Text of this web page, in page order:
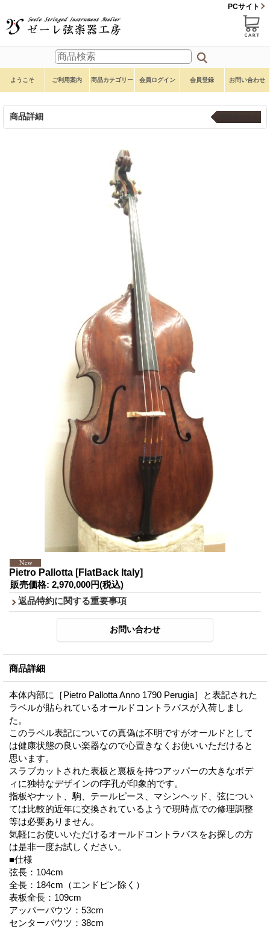
PCサイト
ようこそ ご利用案内 商品カテゴリー 会員ログイン 会員登録 お問い合わせ
商品詳細
Pietro Pallotta [FlatBack Italy]
販売価格: 2,970,000円(税込)
返品特約に関する重要事項
商品詳細
本体内部に［Pietro Pallotta Anno 1790 Perugia］と表記された
ラベルが貼られているオールドコントラバスが入荷しまし
た。
このラベル表記についての真偽は不明ですがオールドとして
は健康状態の良い楽器なので心置きなくお使いいただけると
思います。
スラブカットされた表板と裏板を持つアッパーの大きなボデ
ィに独特なデザインのf字孔が印象的です。
指板やナット、駒、テールピース、マシンヘッド、弦につい
ては比較的近年に交換されているようで現時点での修理調整
等は必要ありません。
気軽にお使いいただけるオールドコントラバスをお探しの方
は是非一度お試しください。
■仕様
弦長：104cm
全長：184cm（エンドピン除く）
表板全長：109cm
アッパーバウツ：53cm
センターバウツ：38cm